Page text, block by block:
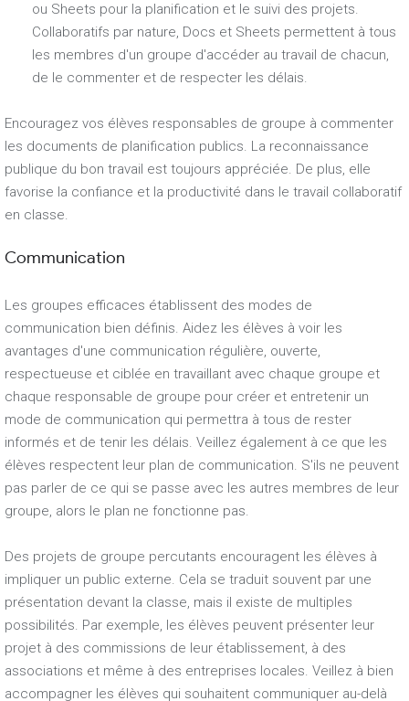
ou Sheets pour la planification et le suivi des projets.
Collaboratifs par nature, Docs et Sheets permettent à tous
les membres d'un groupe d'accéder au travail de chacun,
de le commenter et de respecter les délais.
Encouragez vos élèves responsables de groupe à commenter
les documents de planification publics. La reconnaissance
publique du bon travail est toujours appréciée. De plus, elle
favorise la confiance et la productivité dans le travail collaboratif
en classe.
Communication
Les groupes efficaces établissent des modes de
communication bien définis. Aidez les élèves à voir les
avantages d'une communication régulière, ouverte,
respectueuse et ciblée en travaillant avec chaque groupe et
chaque responsable de groupe pour créer et entretenir un
mode de communication qui permettra à tous de rester
informés et de tenir les délais. Veillez également à ce que les
élèves respectent leur plan de communication. S'ils ne peuvent
pas parler de ce qui se passe avec les autres membres de leur
groupe, alors le plan ne fonctionne pas.
Des projets de groupe percutants encouragent les élèves à
impliquer un public externe. Cela se traduit souvent par une
présentation devant la classe, mais il existe de multiples
possibilités. Par exemple, les élèves peuvent présenter leur
projet à des commissions de leur établissement, à des
associations et même à des entreprises locales. Veillez à bien
accompagner les élèves qui souhaitent communiquer au-delà